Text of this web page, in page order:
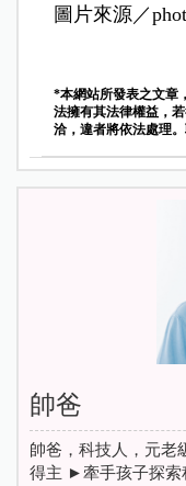
圖片來源／
*本網站所發表之文章
法擁有其法律權益，
洽，違者將依法處理。
帥爸
帥爸，科技人，元
得主 ►牽手孩子探索